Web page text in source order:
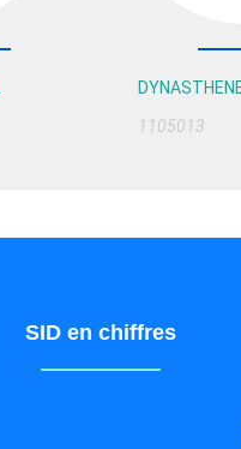
1105013
SID en chiffres